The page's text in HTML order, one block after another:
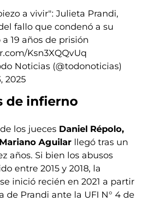
a vivir": Julieta Prandi,
fallo que condenó a su
19 años de prisión
Ksn3XQQvUq
Noticias (@todonoticias)
2025
de infierno
los jueces Daniel Répolo,
Aguilar llegó tras un
años. Si bien los abusos
entre 2015 y 2018, la
inició recién en 2021 a partir
de Prandi ante la UFI N° 4 de